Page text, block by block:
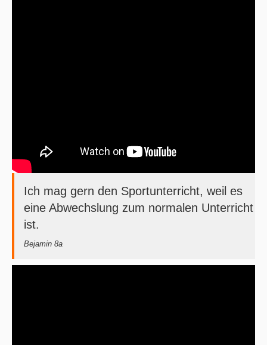
Ich mag gern den Sportunterricht, weil es
eine Abwechslung zum normalen Unterricht
ist.
Bejamin 8a